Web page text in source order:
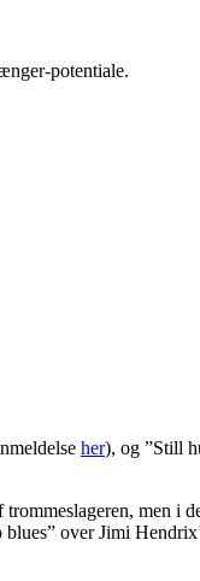
potentiale.
her), og ”Still
men i
over Jimi